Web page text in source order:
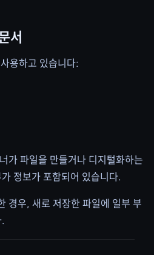
서
용하고 있습니다:
가 파일을 만들거나 디지털화하는
정보가 포함되어 있습니다.
경우, 새로 저장한 파일에 일부 부